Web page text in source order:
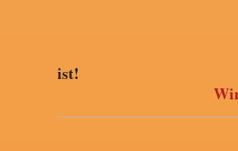
Machen Sie
ist!